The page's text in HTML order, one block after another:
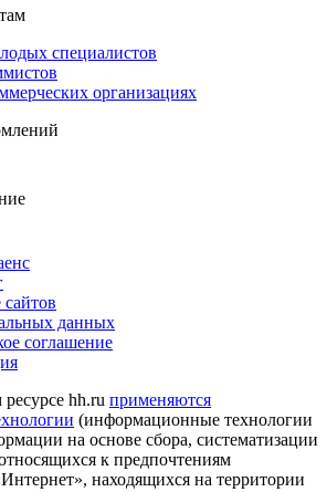
специалистов
организациях
данных
соглашение
hh.ru применяются
(информационные технологии
на основе сбора, систематизации
к предпочтениям
находящихся на территории